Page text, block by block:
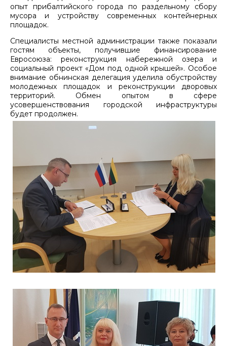
опыт прибалтийского города по раздельному сбору
мусора и устройству современных контейнерных
площадок.
Специалисты местной администрации также показали
гостям объекты, получившие финансирование
Евросоюза: реконструкция набережной озера и
социальный проект «Дом под одной крышей». Особое
внимание обнинская делегация уделила обустройству
молодежных площадок и реконструкции дворовых
территорий. Обмен опытом в сфере
усовершенствования городской инфраструктуры
будет продолжен.